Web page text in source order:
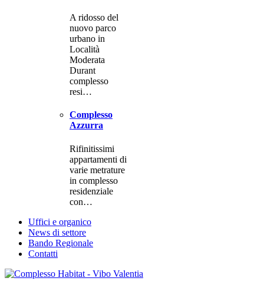
A ridosso del
nuovo parco
urbano in
Località
Moderata
Durant
complesso
resi…
Complesso
Azzurra
Rifinitissimi
appartamenti di
varie metrature
in complesso
residenziale
con…
Uffici e organico
News di settore
Bando Regionale
Contatti